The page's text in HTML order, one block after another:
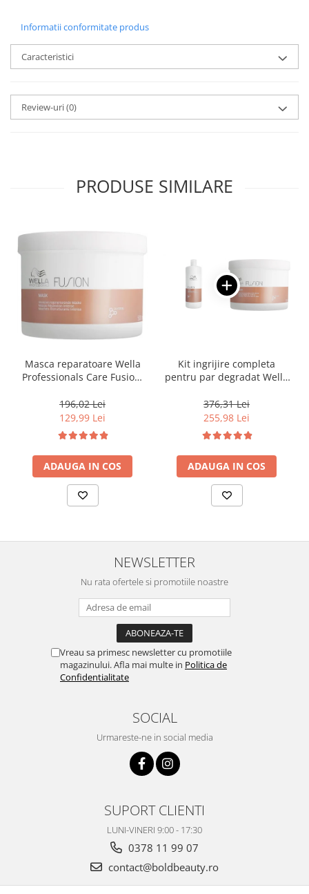
Informatii conformitate produs
Caracteristici
Review-uri(0)
PRODUSE SIMILARE
Masca reparatoare Wella
Professionals Care Fusion,
196,02 Lei
129,99 Lei
ADAUGA IN COS
Kit ingrijire completa
pentru par degradat Wella
Salon Size
376,31 Lei
255,98 Lei
ADAUGA IN COS
NEWSLETTER
Nu rata ofertele si promotiile noastre
Vreau sa primesc newsletter cu promotiile
magazinului. Afla mai multe in Politica de
Confidentialitate
SOCIAL
Urmareste-ne in social media
SUPORT CLIENTI
LUNI-VINERI 9:00 - 17:30
0378 11 99 07
contact@boldbeauty.ro